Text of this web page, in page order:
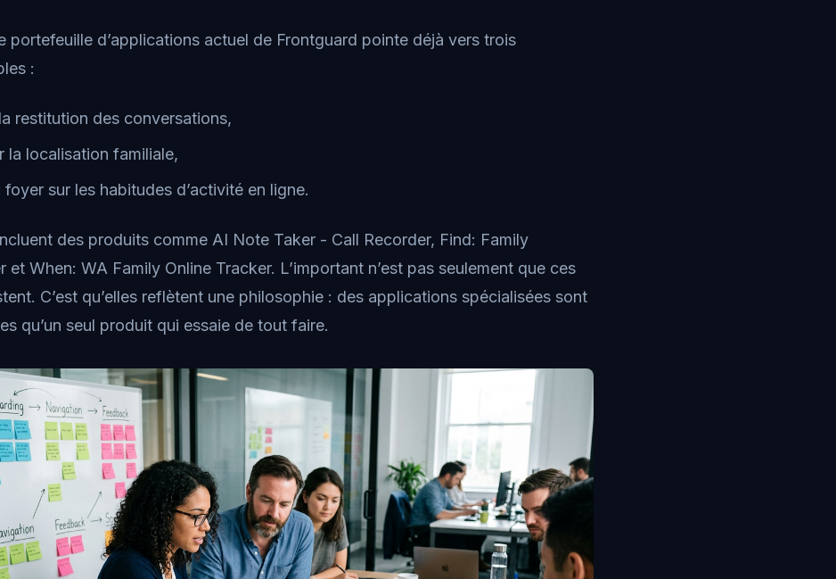
portefeuille d’applications actuel de Frontguard pointe déjà vers trois
:
restitution des conversations,
la localisation familiale,
sur les habitudes d’activité en ligne.
des produits comme AI Note Taker - Call Recorder, Find: Family
et When: WA Family Online Tracker. L’important n’est pas seulement que ces
C’est qu’elles reflètent une philosophie : des applications spécialisées sont
qu’un seul produit qui essaie de tout faire.